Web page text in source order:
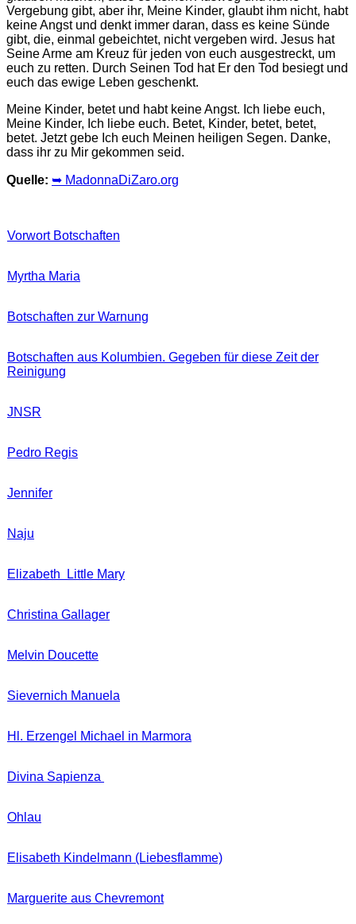
Vergebung gibt, aber ihr, Meine Kinder, glaubt ihm nicht, habt
keine Angst und denkt immer daran, dass es keine Sünde
gibt, die, einmal gebeichtet, nicht vergeben wird. Jesus hat
Seine Arme am Kreuz für jeden von euch ausgestreckt, um
euch zu retten. Durch Seinen Tod hat Er den Tod besiegt und
euch das ewige Leben geschenkt.
Meine Kinder, betet und habt keine Angst. Ich liebe euch,
Meine Kinder, Ich liebe euch. Betet, Kinder, betet, betet,
betet. Jetzt gebe Ich euch Meinen heiligen Segen. Danke,
dass ihr zu Mir gekommen seid.
Quelle: ➥ MadonnaDiZaro.org
Vorwort Botschaften
Myrtha Maria
Botschaften zur Warnung
Botschaften aus Kolumbien. Gegeben für diese Zeit der
Reinigung
JNSR
Pedro Regis
Jennifer
Naju
Elizabeth Little Mary
Christina Gallager
Melvin Doucette
Sievernich Manuela
Hl. Erzengel Michael in Marmora
Divina Sapienza
Ohlau
Elisabeth Kindelmann (Liebesflamme)
Marguerite aus Chevremont